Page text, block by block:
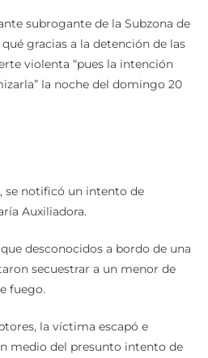
subrogante de la Subzona de
gracias a la detención de las
violenta “pues la intención
la noche del domingo 20
se notificó un intento de
Auxiliadora.
desconocidos a bordo de una
secuestrar a un menor de
fuego.
la víctima escapó e
medio del presunto intento de